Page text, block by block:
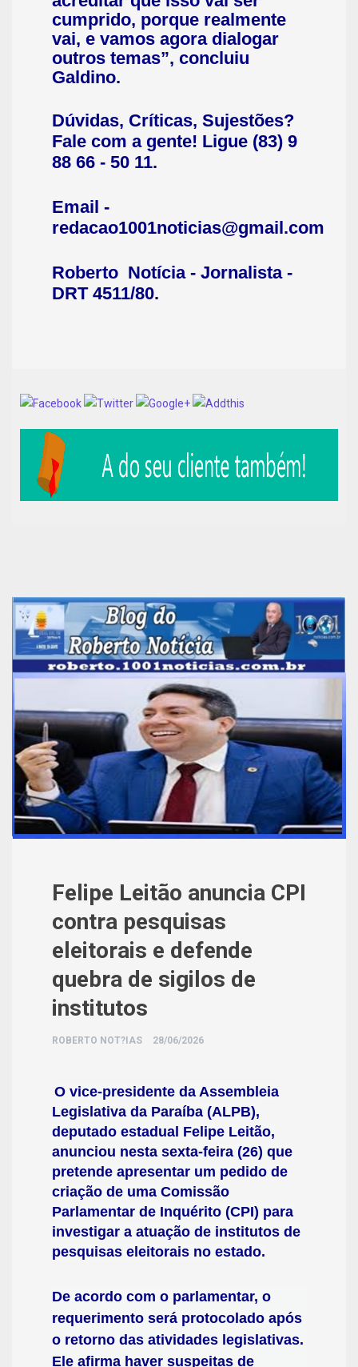
cumprido, porque realmente
vai, e vamos agora dialogar
outros temas”, concluiu
Galdino.
Dúvidas, Críticas, Sujestões?
Fale com a gente! Ligue (83) 9
88 66 - 50 11.
Email -
redacao1001noticias@gmail.com
Roberto Notícia - Jornalista -
DRT 4511/80.
Felipe Leitão anuncia CPI
contra pesquisas
eleitorais e defende
quebra de sigilos de
institutos
ROBERTO NOT?IAS 28/06/2026
O vice-presidente da Assembleia
Legislativa da Paraíba (ALPB),
deputado estadual Felipe Leitão,
anunciou nesta sexta-feira (26) que
pretende apresentar um pedido de
criação de uma Comissão
Parlamentar de Inquérito (CPI) para
investigar a atuação de institutos de
pesquisas eleitorais no estado.
De acordo com o parlamentar, o
requerimento será protocolado após
o retorno das atividades legislativas.
Ele afirma haver suspeitas de